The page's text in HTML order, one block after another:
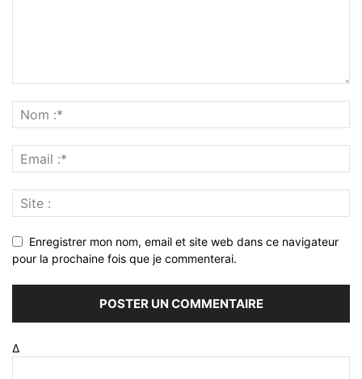
Enregistrer mon nom, email et site web dans ce navigateur
pour la prochaine fois que je commenterai.
Δ